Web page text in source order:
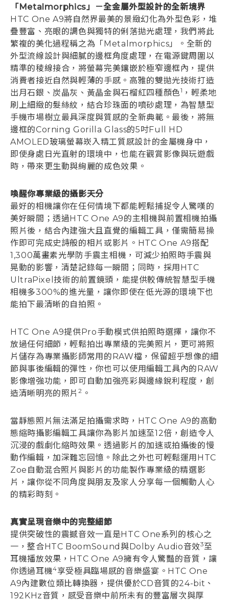
「Metalmorphics」－全金屬外型設計的全新境界
HTC One A9將自然界最美的景緻幻化為外型色彩，堆
疊豐富、亮眼的調色與獨特的俐落拋光處理，我們將此
繁複的美化過程稱之為「Metalmorphics」。全新的
外型流線設計與細膩的邊框角度處理，在電源鍵周圍以
精準的稜線接合，將螢幕完美鑲嵌於極窄邊框內，提供
消費者接近自然與輕薄的手感。高雅的雙拋光技術打造
出月石銀、炭晶灰、黃晶金與石榴紅四種顏色1 ，輕柔地
刷上細緻的髮絲紋，結合珍珠面的噴砂處理，為智慧型
手機市場樹立最具深度與質感的全新典範。最後，將無
邊框的Corning Gorilla Glass的5吋Full HD
AMOLED玻璃螢幕崁入精工質感設計的金屬機身中，
即使身處日光直射的環境中，也能在觀賞影像與玩遊戲
時，帶來更生動與絢麗的成色效果。
喚醒你專業級的攝影天分
最好的相機讓你在任何情境下都能輕鬆捕捉令人驚嘆的
美好瞬間；透過HTC One A9的主相機與前置相機拍攝
照片後，結合內建強大且直覺的編輯工具，僅需簡易操
作即可完成史詩般的相片或影片。HTC One A9搭配
1,300萬畫素光學防手震主相機，可減少拍照時手震與
晃動的影響，清楚記錄每一瞬間；同時，採用HTC
UltraPixel技術的前置鏡頭，能提供較傳統智慧型手機
相機多300%的進光量，讓你即使在低光源的環境下也
能拍下最清晰的自拍照。
HTC One A9提供Pro手動模式供拍照時選擇，讓你不
放過任何細節，輕鬆拍出專業級的完美照片，更可將照
片儲存為專業攝影師常用的RAW檔，保留超乎想像的細
節與事後編輯的彈性，你也可以使用編輯工具內的RAW
影像增強功能，即可自動加強亮彩與邊緣銳利程度，創
造清晰明亮的照片2 。
當靜態照片無法滿足拍攝需求時，HTC One A9的高動
態縮時攝影編輯工具讓你為影片加速至12倍，創造令人
沉浸的戲劇化縮時效果。透過影片的加速或拍攝後的慢
動作編輯，加深難忘回憶。除此之外也可輕鬆運用HTC
Zoe自動混合照片與影片的功能製作專業級的精選影
片，讓你從不同角度與朋友及家人分享每一個觸動人心
的精彩時刻。
真實呈現音樂中的完整細節
提供突破性的震撼音效一直是HTC One系列的核心之
一，整合HTC BoomSound與Dolby Audio音效3至
耳機播放效果，HTC One A9擁有令人驚豔的音質，讓
你透過耳機4享受極具臨場感的音樂盛宴。HTC One
A9內建數位類比轉換器，提供優於CD音質的24-bit、
192KHz音質，感受音樂中前所未有的豐富層次與厚